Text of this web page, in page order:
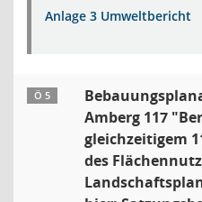
Anlage 3 Umweltbericht
Ö 5
Amberg 117
gleichzeitigem
des